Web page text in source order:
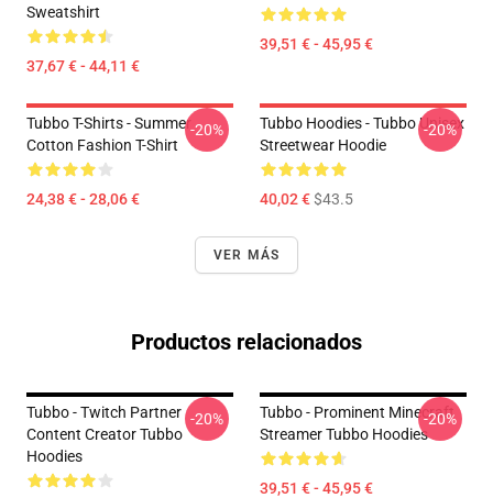
Sweatshirt
37,67 € - 44,11 €
39,51 € - 45,95 €
Tubbo T-Shirts - Summer
Cotton Fashion T-Shirt
24,38 € - 28,06 €
-20%
Tubbo Hoodies - Tubbo Unisex
Streetwear Hoodie
40,02 €$43.5
-20%
VER MÁS
Productos relacionados
Tubbo - Twitch Partner
Content Creator Tubbo
Hoodies
-20%
Tubbo - Prominent Minecraft
Streamer Tubbo Hoodies
39,51 € - 45,95 €
-20%